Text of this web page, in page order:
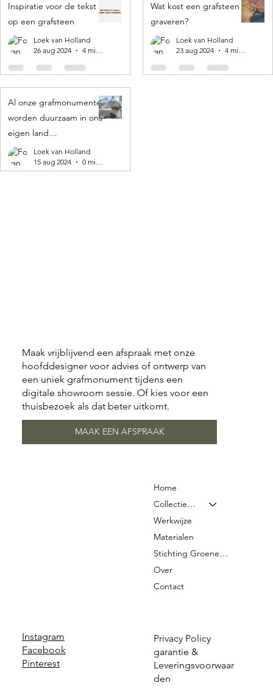
Inspiratie voor de tekst
op een grafsteen
Loek van Holland
26 aug 2024
4 minuten om te lezen
Wat kost een grafsteen
graveren?
Loek van Holland
23 aug 2024
4 minuten om te lezen
Al onze grafmonumenten
worden duurzaam in ons
eigen land
geproduceerd! 🌍
Loek van Holland
15 aug 2024
0 minuten om te lezen
Instagram
Facebook
Pinterest
Privacy Policy
garantie &
Leveringsvoorwaar
den
Home
Collectie & Prijzen
Werkwijze
Materialen
Stichting Groene Graven
Over
Contact
Maak vrijblijvend een afspraak met onze
hoofddesigner voor advies of ontwerp van
een uniek grafmonument tijdens een
digitale showroom sessie. Of kies voor een
thuisbezoek als dat beter uitkomt.
MAAK EEN AFSPRAAK